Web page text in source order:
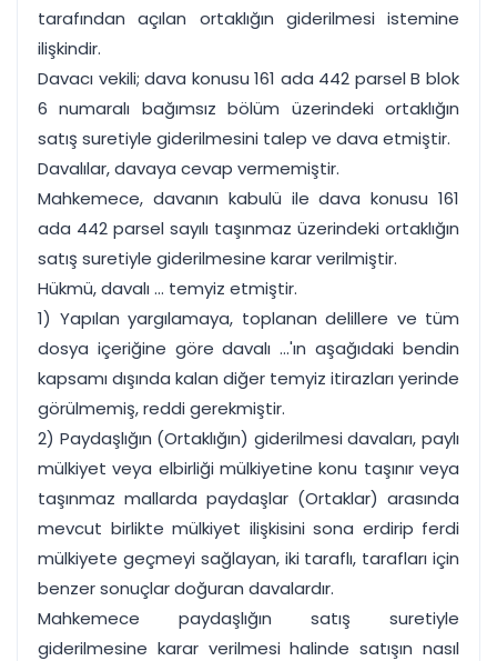
tarafından açılan ortaklığın giderilmesi istemine
ilişkindir.
Davacı vekili; dava konusu 161 ada 442 parsel B blok
6 numaralı bağımsız bölüm üzerindeki ortaklığın
satış suretiyle giderilmesini talep ve dava etmiştir.
Davalılar, davaya cevap vermemiştir.
Mahkemece, davanın kabulü ile dava konusu 161
ada 442 parsel sayılı taşınmaz üzerindeki ortaklığın
satış suretiyle giderilmesine karar verilmiştir.
Hükmü, davalı ... temyiz etmiştir.
1) Yapılan yargılamaya, toplanan delillere ve tüm
dosya içeriğine göre davalı ...'ın aşağıdaki bendin
kapsamı dışında kalan diğer temyiz itirazları yerinde
görülmemiş, reddi gerekmiştir.
2) Paydaşlığın (Ortaklığın) giderilmesi davaları, paylı
mülkiyet veya elbirliği mülkiyetine konu taşınır veya
taşınmaz mallarda paydaşlar (Ortaklar) arasında
mevcut birlikte mülkiyet ilişkisini sona erdirip ferdi
mülkiyete geçmeyi sağlayan, iki taraflı, tarafları için
benzer sonuçlar doğuran davalardır.
Mahkemece paydaşlığın satış suretiyle
giderilmesine karar verilmesi halinde satışın nasıl